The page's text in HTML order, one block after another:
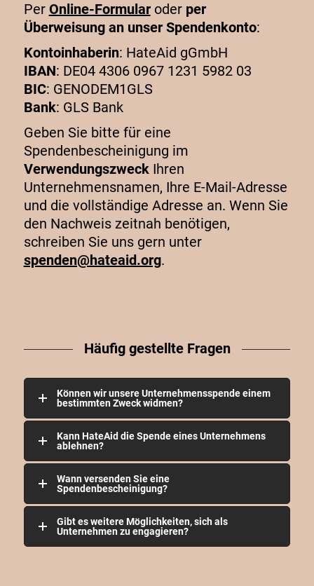
Per Online-Formularoder per
Überweisung an unser Spendenkonto:
Kontoinhaberin: HateAid gGmbH
IBAN: DE04 4306 0967 1231 5982 03
BIC: GENODEM1GLS
Bank: GLS Bank
Geben Sie bitte für eine
Spendenbescheinigung im
VerwendungszweckIhren
Unternehmensnamen, Ihre E-Mail-Adresse
und die vollständige Adresse an. Wenn Sie
den Nachweis zeitnah benötigen,
schreiben Sie uns gern unter
spenden@hateaid.org.
Häufig gestellte Fragen
Können wir unsere Unternehmensspende einem
bestimmten Zweck widmen?
Kann HateAid die Spende eines Unternehmens
ablehnen?
Wann versenden Sie eine
Spendenbescheinigung?
Gibt es weitere Möglichkeiten, sich als
Unternehmen zu engagieren?